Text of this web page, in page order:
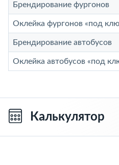
Брендирование фургонов
Оклейка фургонов «под
Брендирование автобусов
Оклейка автобусов «под
Калькулятор